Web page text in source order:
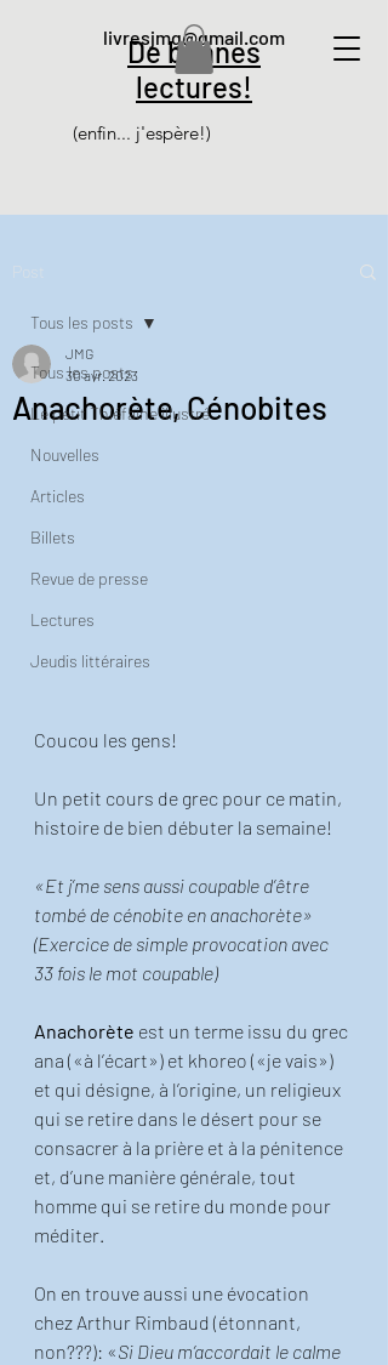
De bonnes
lectures!
(enfin... j'espère!)
livresjmg@gmail.com
Tous les posts
Le petit Thiéfaine illustré
Nouvelles
Articles
Billets
Revue de presse
Lectures
Jeudis littéraires
Tous les posts
Anachorète, Cénobites
JMG
30 avr. 2023
Coucou les gens!
Un petit cours de grec pour ce matin,
histoire de bien débuter la semaine!
«Et j’me sens aussi coupable d’être
tombé de cénobite en anachorète»
(Exercice de simple provocation avec
33 fois le mot coupable)
Anachorète est un terme issu du grec
ana («à l’écart») et khoreo («je vais»)
et qui désigne, à l’origine, un religieux
qui se retire dans le désert pour se
consacrer à la prière et à la pénitence
et, d’une manière générale, tout
homme qui se retire du monde pour
méditer.
On en trouve aussi une évocation
chez Arthur Rimbaud (étonnant,
non???): «Si Dieu m’accordait le calme